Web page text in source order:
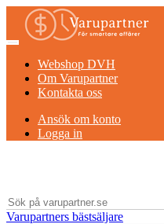
Webshop DVH
Om Varupartner
Kontakta oss
Ansök om konto
Logga in
Varupartners bästsäljare